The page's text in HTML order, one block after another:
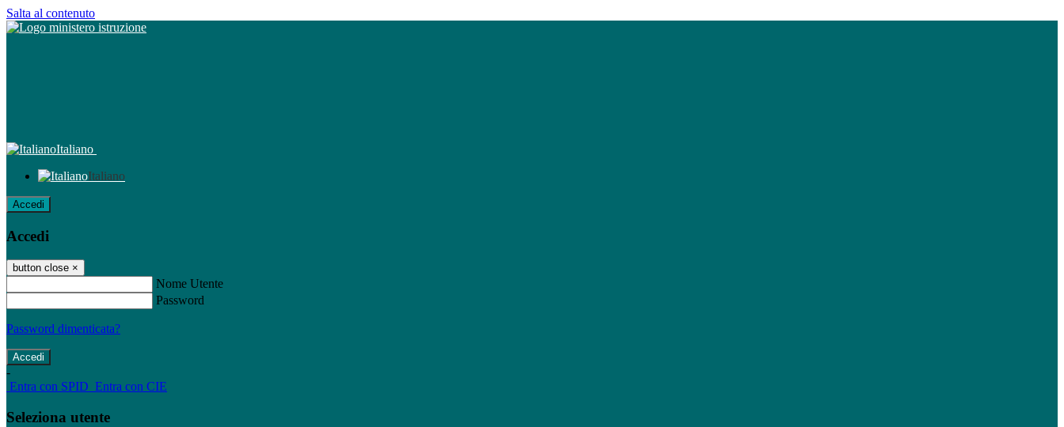
Salta al contenuto
Italiano
Italiano
Accedi
Accedi
button close ×
Nome Utente
Password
Password dimenticata?
-
Entra con SPID Entra con CIE
Seleziona utente